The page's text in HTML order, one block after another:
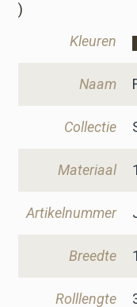
)
Kleuren
Naam
Collectie
Materiaal
Artikelnummer
Breedte
Rolllengte